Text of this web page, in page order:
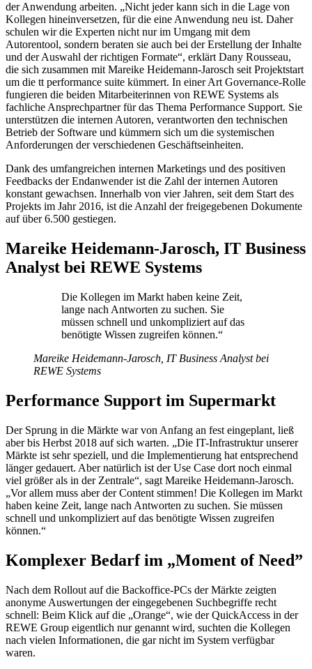
der Anwendung arbeiten. „Nicht jeder kann sich in die Lage von
Kollegen hineinversetzen, für die eine Anwendung neu ist. Daher
schulen wir die Experten nicht nur im Umgang mit dem
Autorentool, sondern beraten sie auch bei der Erstellung der Inhalte
und der Auswahl der richtigen Formate“, erklärt Dany Rousseau,
die sich zusammen mit Mareike Heidemann-Jarosch seit Projektstart
um die tt performance suite kümmert. In einer Art Governance-Rolle
fungieren die beiden Mitarbeiterinnen von REWE Systems als
fachliche Ansprechpartner für das Thema Performance Support. Sie
unterstützen die internen Autoren, verantworten den technischen
Betrieb der Software und kümmern sich um die systemischen
Anforderungen der verschiedenen Geschäftseinheiten.
Dank des umfangreichen internen Marketings und des positiven
Feedbacks der Endanwender ist die Zahl der internen Autoren
konstant gewachsen. Innerhalb von vier Jahren, seit dem Start des
Projekts im Jahr 2016, ist die Anzahl der freigegebenen Dokumente
auf über 6.500 gestiegen.
Mareike Heidemann-Jarosch, IT Business
Analyst bei REWE Systems
Die Kollegen im Markt haben keine Zeit,
lange nach Antworten zu suchen. Sie
müssen schnell und unkompliziert auf das
benötigte Wissen zugreifen können.“
Mareike Heidemann-Jarosch, IT Business Analyst bei
REWE Systems
Performance Support im Supermarkt
Der Sprung in die Märkte war von Anfang an fest eingeplant, ließ
aber bis Herbst 2018 auf sich warten. „Die IT-Infrastruktur unserer
Märkte ist sehr speziell, und die Implementierung hat entsprechend
länger gedauert. Aber natürlich ist der Use Case dort noch einmal
viel größer als in der Zentrale“, sagt Mareike Heidemann-Jarosch.
„Vor allem muss aber der Content stimmen! Die Kollegen im Markt
haben keine Zeit, lange nach Antworten zu suchen. Sie müssen
schnell und unkompliziert auf das benötigte Wissen zugreifen
können.“
Komplexer Bedarf im „Moment of Need”
Nach dem Rollout auf die Backoffice-PCs der Märkte zeigten
anonyme Auswertungen der eingegebenen Suchbegriffe recht
schnell: Beim Klick auf die „Orange“, wie der QuickAccess in der
REWE Group eigentlich nur genannt wird, suchten die Kollegen
nach vielen Informationen, die gar nicht im System verfügbar
waren.